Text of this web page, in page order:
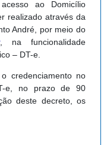
ao Domicílio
realizado através da
André, por meio do
, na funcionalidade
– DT-e.
credenciamento no
e, no prazo de 90
deste decreto, os